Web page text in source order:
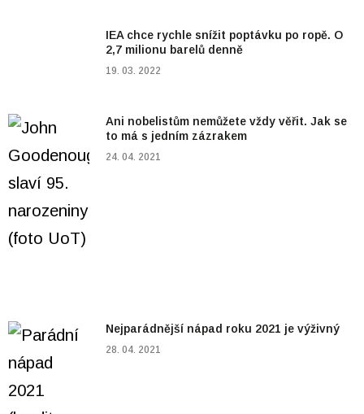
IEA chce rychle snížit poptávku po ropě. O
2,7 milionu barelů denně
19. 03. 2022
Ani nobelistům nemůžete vždy věřit. Jak se
to má s jedním zázrakem
24. 04. 2021
Nejparádnější nápad roku 2021 je výživný
28. 04. 2021